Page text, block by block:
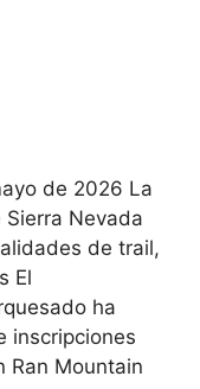
de 2026 La
Nevada
de trail,
El
ha
inscripciones
Ran Mountain